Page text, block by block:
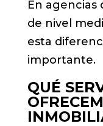
En
de nivel
esta
importante.
QUÉ